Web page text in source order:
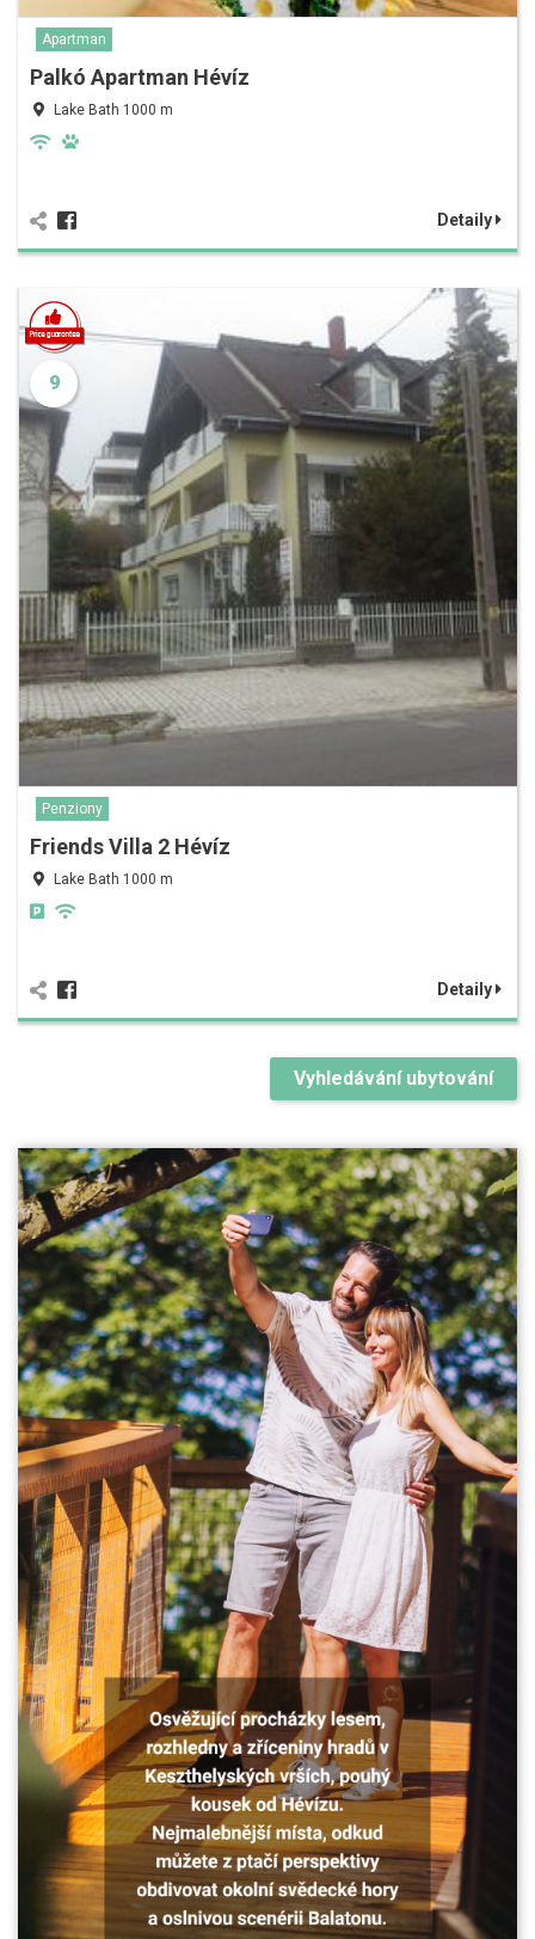
Apartman
Palkó Apartman Hévíz
Lake Bath 1000 m
Detaily
9
Penziony
Friends Villa 2 Hévíz
Lake Bath 1000 m
Detaily
Vyhledávání ubytování